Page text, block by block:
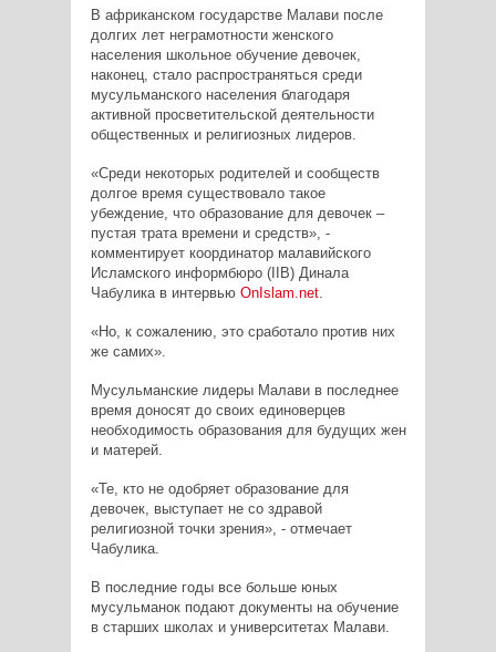
В африканском государстве Малави после
долгих лет неграмотности женского
населения школьное обучение девочек,
наконец, стало распространяться среди
мусульманского населения благодаря
активной просветительской деятельности
общественных и религиозных лидеров.
«Среди некоторых родителей и сообществ
долгое время существовало такое
убеждение, что образование для девочек –
пустая трата времени и средств», -
комментирует координатор малавийского
Исламского информбюро (IIB) Динала
Чабулика в интервью OnIslam.net.
«Но, к сожалению, это сработало против них
же самих».
Мусульманские лидеры Малави в последнее
время доносят до своих единоверцев
необходимость образования для будущих жен
и матерей.
«Те, кто не одобряет образование для
девочек, выступает не со здравой
религиозной точки зрения», - отмечает
Чабулика.
В последние годы все больше юных
мусульманок подают документы на обучение
в старших школах и университетах Малави.